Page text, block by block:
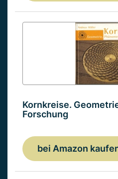
Kornkreise.
Forschung
bei Amazon